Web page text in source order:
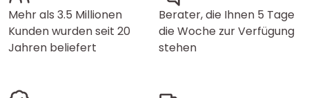
Mehr als 3.5 Millionen
Kunden wurden seit 20
Jahren beliefert
Berater, die Ihnen 5 Tage
die Woche zur Verfügung
stehen